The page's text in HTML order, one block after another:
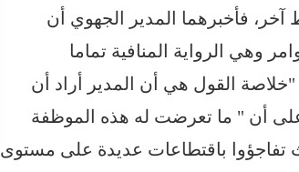
فأخبرهما المدير الجهوي أن
وهي الرواية المنافية تماما
القول هي أن المدير أراد أن
أن " ما تعرضت له هذه الموظفة
تفاجؤوا باقتطاعات عديدة على مستوى